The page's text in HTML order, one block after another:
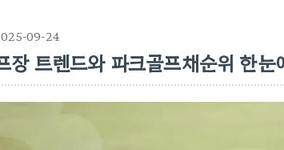
09-24
장 트렌드와 파크골프채순위 한